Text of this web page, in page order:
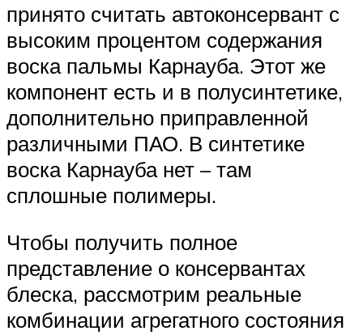
принято считать автоконсервант с
высоким процентом содержания
воска пальмы Карнауба. Этот же
компонент есть и в полусинтетике,
дополнительно приправленной
различными ПАО. В синтетике
воска Карнауба нет – там
сплошные полимеры.
Чтобы получить полное
представление о консервантах
блеска, рассмотрим реальные
комбинации агрегатного состояния